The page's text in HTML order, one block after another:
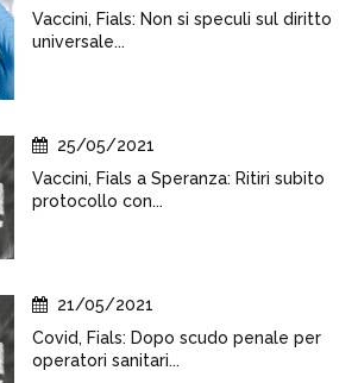
Vaccini, Fials: Non si speculi sul diritto
universale...
25/05/2021
Vaccini, Fials a Speranza: Ritiri subito
protocollo con...
21/05/2021
Covid, Fials: Dopo scudo penale per
operatori sanitari...